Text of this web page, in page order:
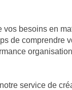
besoins en
de
service de